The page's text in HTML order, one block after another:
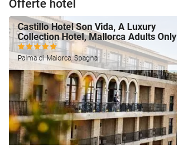
Offerte hotel
Castillo Hotel Son Vida, A Luxury
Collection Hotel, Mallorca Adults Only
Palma di Maiorca, Spagna